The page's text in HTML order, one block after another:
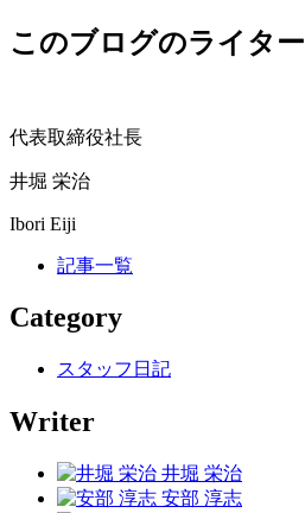
このブログのライター
代表取締役社長
井堀 栄治
Ibori Eiji
記事一覧
Category
スタッフ日記
Writer
井堀 栄治
安部 淳志